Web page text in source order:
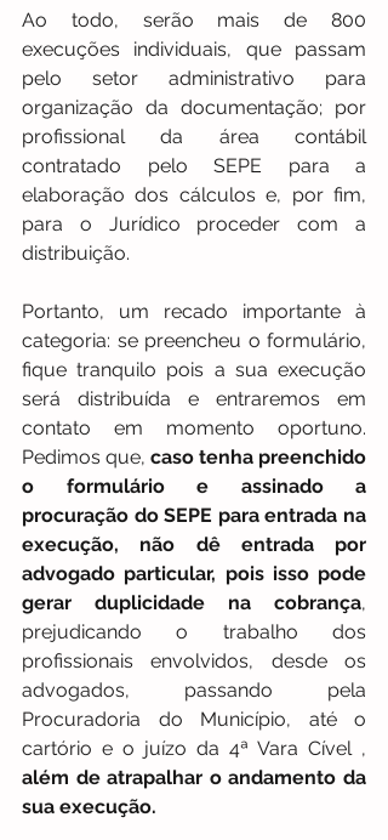
Ao todo, serão mais de 800
execuções individuais, que passam
pelo setor administrativo para
organização da documentação; por
profissional da área contábil
contratado pelo SEPE para a
elaboração dos cálculos e, por fim,
para o Jurídico proceder com a
distribuição.
Portanto, um recado importante à
categoria: se preencheu o formulário,
fique tranquilo pois a sua execução
será distribuída e entraremos em
contato em momento oportuno.
Pedimos que, caso tenha preenchido
o formulário e assinado a
procuração do SEPE para entrada na
execução, não dê entrada por
advogado particular, pois isso pode
gerar duplicidade na cobrança,
prejudicando o trabalho dos
profissionais envolvidos, desde os
advogados, passando pela
Procuradoria do Município, até o
cartório e o juízo da 4ª Vara Cível ,
além de atrapalhar o andamento da
sua execução.